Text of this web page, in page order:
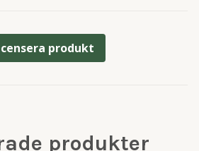
produkt
produkter